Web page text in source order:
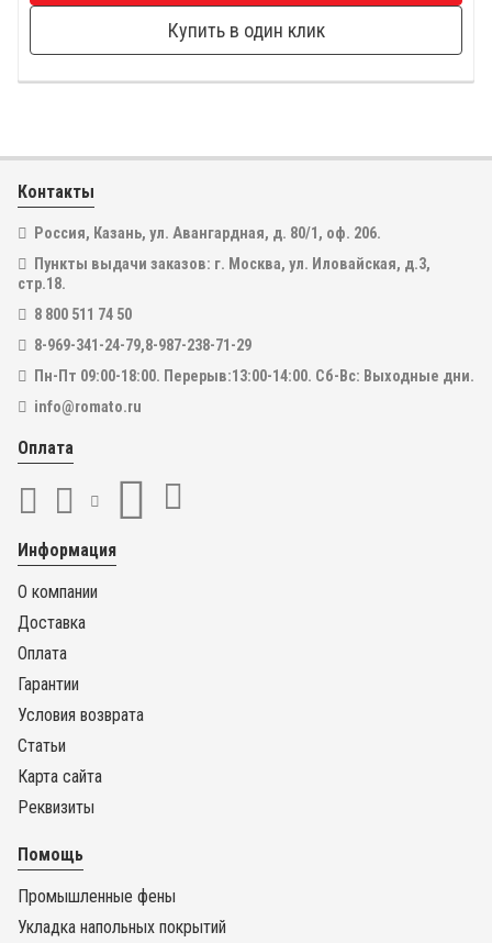
Купить в один клик
Контакты
Россия, Казань, ул. Авангардная, д. 80/1, оф. 206.
Пункты выдачи заказов: г. Москва, ул. Иловайская, д.3,
стр.18.
8 800 511 74 50
8-969-341-24-79,8-987-238-71-29
Пн-Пт 09:00-18:00. Перерыв:13:00-14:00. Сб-Вс: Выходные дни.
info@romato.ru
Оплата
Информация
О компании
Доставка
Оплата
Гарантии
Условия возврата
Статьи
Карта сайта
Реквизиты
Помощь
Промышленные фены
Укладка напольных покрытий